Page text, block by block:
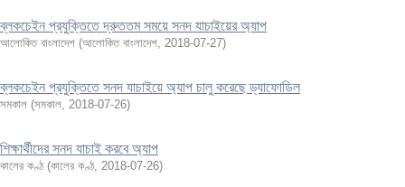
ব্লকচেইন প্রযুক্তিতে দ্রুততম সময়ে সনদ যাচাইয়ের অ্যাপ
আলোকিত বাংলাদেশ (আলোকিত বাংলাদেশ, 2018-07-27)
ব্লকচেইন প্রযুক্তিতে সনদ যাচাইয়ে অ্যাপ চালু করেছে ড্যাফোডিল
সমকাল (সমকাল, 2018-07-26)
শিক্ষার্থীদের সনদ যাচাই করবে অ্যাপ
কালের কণ্ঠ (কালের কণ্ঠ, 2018-07-26)